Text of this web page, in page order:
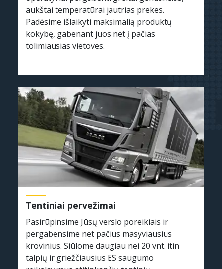
aukštai temperatūrai jautrias prekes.
Padėsime išlaikyti maksimalią produktų
kokybę, gabenant juos net į pačias
tolimiausias vietoves.
Tentiniai pervežimai
Pasirūpinsime Jūsų verslo poreikiais ir
pergabensime net pačius masyviausius
krovinius. Siūlome daugiau nei 20 vnt. itin
talpių ir griežčiausius ES saugumo